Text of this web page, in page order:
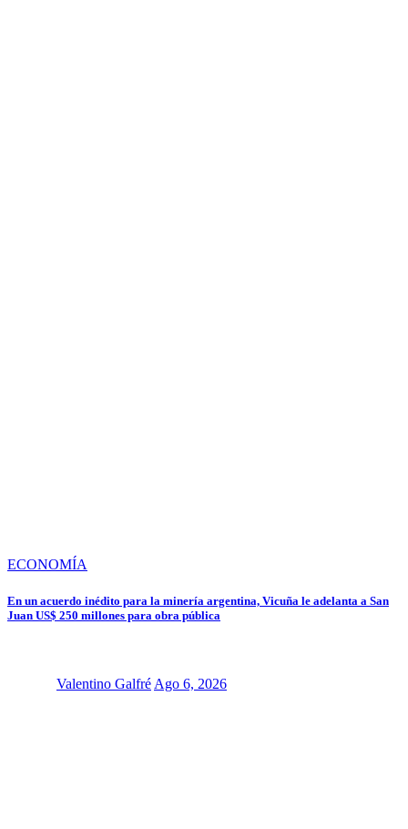
ECONOMÍA
En un acuerdo inédito para la minería argentina, Vicuña le adelanta a San
Juan US$ 250 millones para obra pública
Valentino Galfré Ago 6, 2026